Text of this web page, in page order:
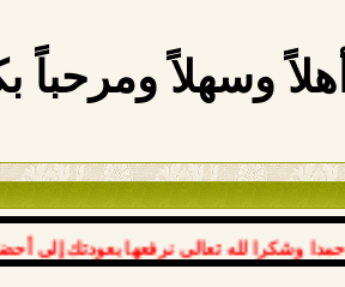
وسهلاً ومرحباً
لله تعالى نرفعها بعودتك إلى أحضان